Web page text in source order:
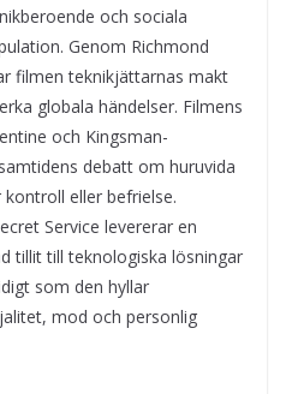
och sociala
Genom Richmond
filmen teknikjättarnas makt
globala händelser. Filmens
och Kingsman-
debatt om huruvida
eller befrielse.
Service levererar en
tillit till teknologiska lösningar
som den hyllar
mod och personlig